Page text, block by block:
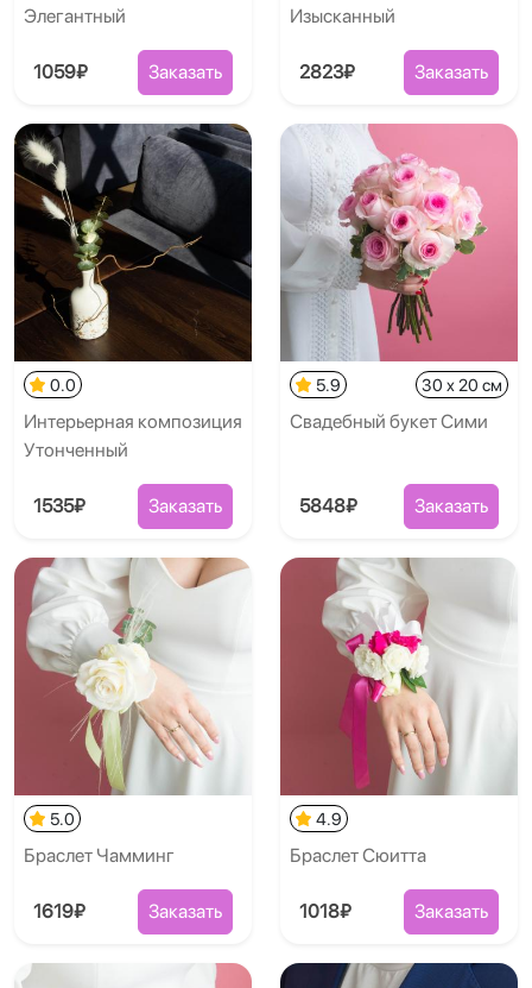
Элегантный
1059₽ Заказать
Изысканный
2823₽ Заказать
0.0
Интерьерная композиция
Утонченный
1535₽ Заказать
5.9 30 x 20 см
Свадебный букет Сими
5848₽ Заказать
5.0
Браслет Чамминг
1619₽ Заказать
4.9
Браслет Сюитта
1018₽ Заказать